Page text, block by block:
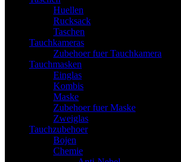
Huellen
Rucksack
Taschen
Tauchkameras
Zubehoer fuer Tauchkamera
Tauchmasken
Einglas
Kombis
Maske
Zubehoer fuer Maske
Zweiglas
Tauchzubehoer
Bojen
Chemie